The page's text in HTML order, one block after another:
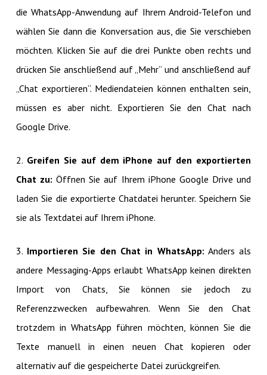
die WhatsApp-Anwendung auf Ihrem Android-Telefon und
wählen Sie dann die Konversation aus, die Sie verschieben
möchten. Klicken Sie auf die drei Punkte oben rechts und
drücken Sie anschließend auf „Mehr“ und anschließend auf
„Chat exportieren“. Mediendateien können enthalten sein,
müssen es aber nicht. Exportieren Sie den Chat nach
Google Drive.
2. Greifen Sie auf dem iPhone auf den exportierten
Chat zu: Öffnen Sie auf Ihrem iPhone Google Drive und
laden Sie die exportierte Chatdatei herunter. Speichern Sie
sie als Textdatei auf Ihrem iPhone.
3. Importieren Sie den Chat in WhatsApp: Anders als
andere Messaging-Apps erlaubt WhatsApp keinen direkten
Import von Chats, Sie können sie jedoch zu
Referenzzwecken aufbewahren. Wenn Sie den Chat
trotzdem in WhatsApp führen möchten, können Sie die
Texte manuell in einen neuen Chat kopieren oder
alternativ auf die gespeicherte Datei zurückgreifen.